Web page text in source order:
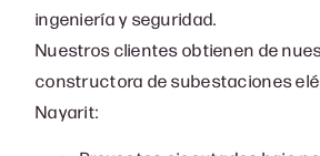
ingeniería y seguridad.
Nuestros clientes obtienen de
constructora de subestaciones
Nayarit: